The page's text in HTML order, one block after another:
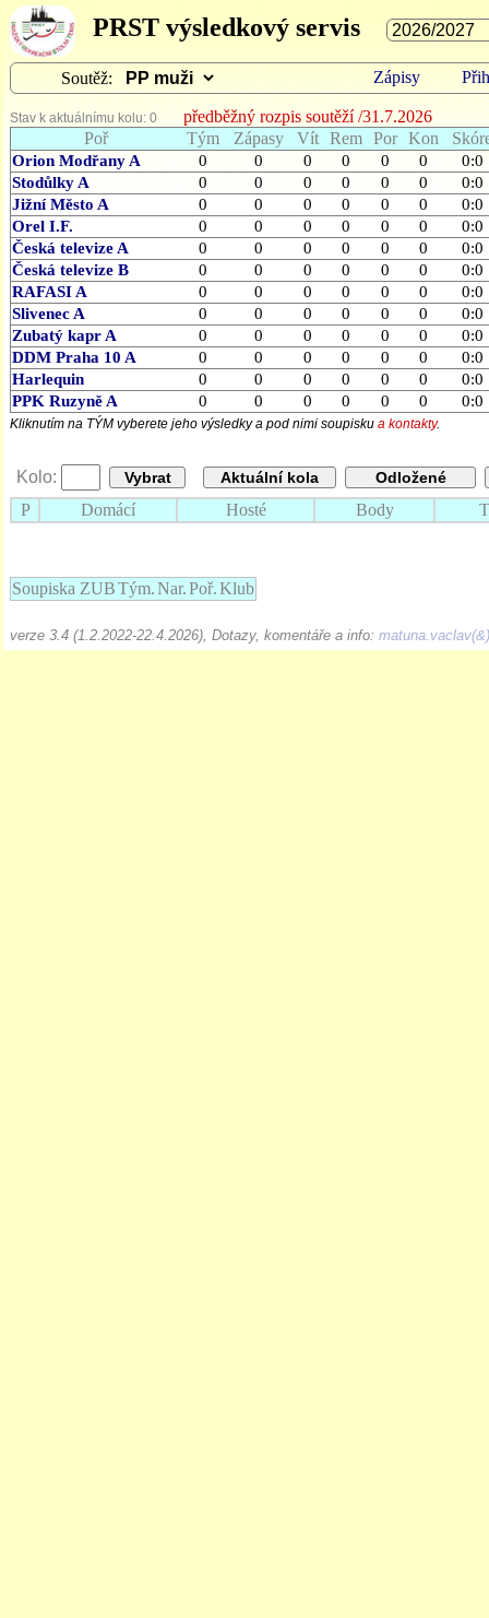
PRST výsledkový servis
Soutěž: Zápisy
Stav k aktuálnímu kolu: 0
předběžný rozpis soutěží /31.7.2026
Poř
Tým Zápasy Vít Rem Por Kon
Orion Modřany A 0 0 0 0 0 0
0:0
Stodůlky A
0 0 0 0 0 0
0:0
Jižní Město A
0 0 0 0 0 0
0:0
Orel I.F.
0 0 0 0 0 0
0:0
Česká televize A
0 0 0 0 0 0
0:0
Česká televize B
0 0 0 0 0 0
0:0
RAFASI A
0 0 0 0 0 0
0:0
Slivenec A
0 0 0 0 0 0
0:0
Zubatý kapr A
0 0 0 0 0 0
0:0
DDM Praha 10 A
0 0 0 0 0 0
0:0
Harlequin
0 0 0 0 0 0
0:0
PPK Ruzyně A
0 0 0 0 0 0 0:0
Kliknutím na TÝM vyberete jeho výsledky a pod nimi soupisku a kontakty.
Kolo:
P
Domácí Hosté Body
Soupiska ZUBTým.Nar.Poř.Klub
verze 3.4 (1.2.2022-22.4.2026), Dotazy, komentáře a info: